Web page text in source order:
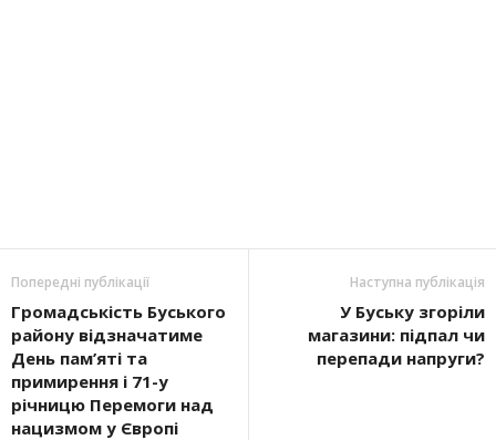
Попередні публікації
Громадськість Буського
району відзначатиме
День пам’яті та
примирення і 71-у
річницю Перемоги над
нацизмом у Європі
Наступна публікація
У Буську згоріли
магазини: підпал чи
перепади напруги?